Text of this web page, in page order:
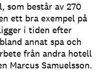
som består av 270
ett bra exempel på
i tiden efter
annat spa och
från andra hotell
Marcus Samuelsson.